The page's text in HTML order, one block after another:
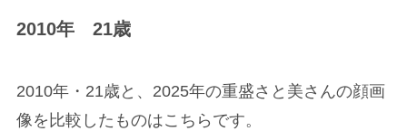
2010年 21歳
2010年・21歳と、2025年の重盛さと美さんの顔画
像を比較したものはこちらです。